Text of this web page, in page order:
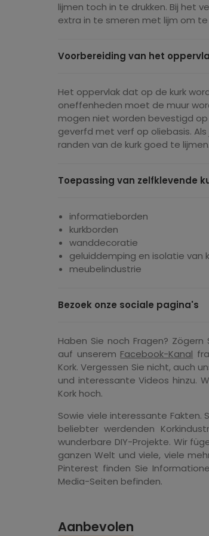
lijmen toch in te drukken. Bij het
extra in te smeren met lijm om
Voorbereiding van het
Het oppervlak dat op de kurk
oneffenheden moet de muur
mogen niet worden bevestigd
geverfd met verf op oliebasis.
randen van de kurk goed te lijmen.
Toepassing van zelfklevende
informatieborden
kurkborden
wanddecoratie
geluiddemping en isolatie van
meubelindustrie
Bezoek onze sociale pagina's
Haben Sie noch Fragen?
auf unserem Facebook-Kanal
Kork. Vergessen Sie nicht, auch
und interessante Videos hinzu.
Kork hoch.
Sowie viele interessante
beliebter werdenden
wunderbare DIY-Projekte. Wir
ganzen Welt und viele, viele
Pinterest finden Sie
Media-Seiten befinden.
Aanbevolen